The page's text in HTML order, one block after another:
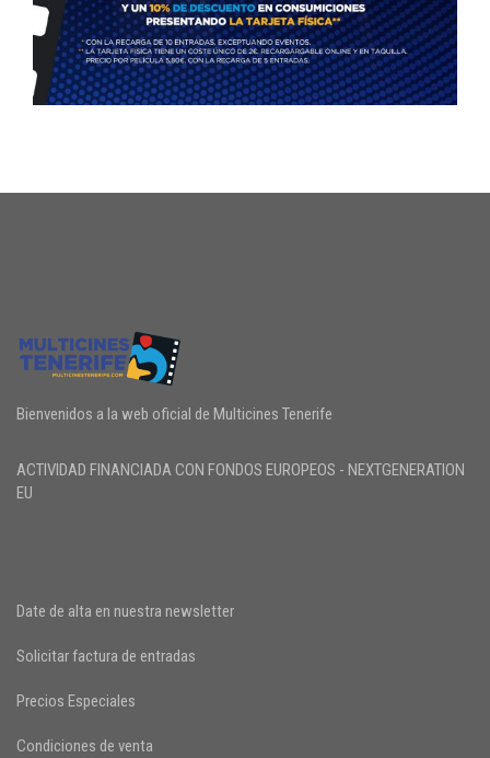
Bienvenidos a la web oficial de Multicines Tenerife
ACTIVIDAD FINANCIADA CON FONDOS EUROPEOS - NEXTGENERATION
EU
Date de alta en nuestra newsletter
Solicitar factura de entradas
Precios Especiales
Condiciones de venta